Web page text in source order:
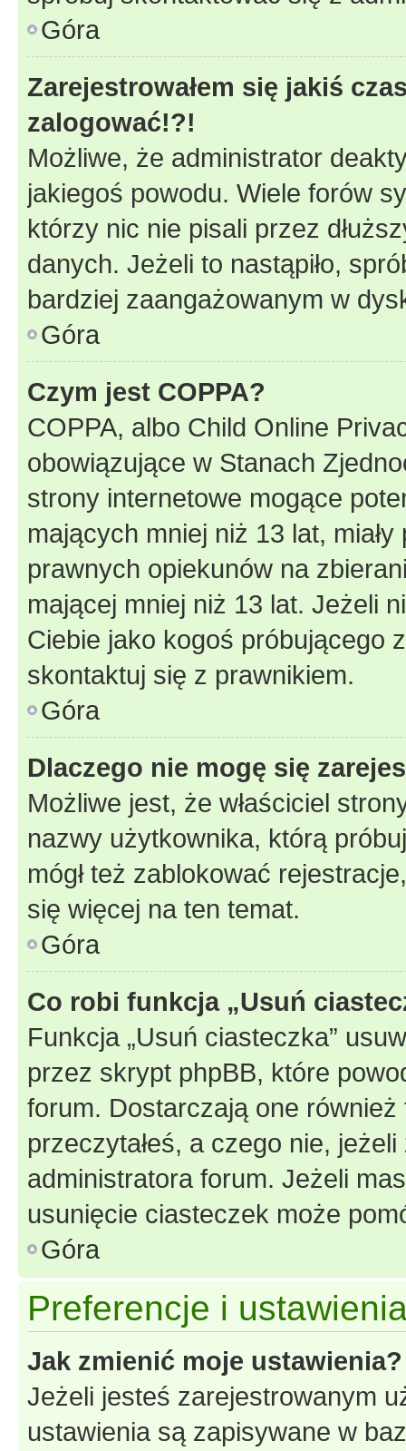
Góra
Zarejestrowałem się jakiś
zalogować!?!
Możliwe, że administrator
jakiegoś powodu. Wiele forów
którzy nic nie pisali przez
danych. Jeżeli to nastąpiło,
bardziej zaangażowanym w
Góra
Czym jest COPPA?
COPPA, albo Child Online
obowiązujące w Stanach
strony internetowe mogące
mających mniej niż 13 lat,
prawnych opiekunów na
mającej mniej niż 13 lat. Jeżeli
Ciebie jako kogoś próbującego
skontaktuj się z prawnikiem.
Góra
Dlaczego nie mogę się
Możliwe jest, że właściciel
nazwy użytkownika, którą
mógł też zablokować
się więcej na ten temat.
Góra
Co robi funkcja „Usuń
Funkcja „Usuń ciasteczka”
przez skrypt phpBB, które
forum. Dostarczają one
przeczytałeś, a czego nie,
administratora forum. Jeżeli
usunięcie ciasteczek może
Góra
Preferencje i
Jak zmienić moje ustawienia?
Jeżeli jesteś zarejestrowanym
ustawienia są zapisywane w